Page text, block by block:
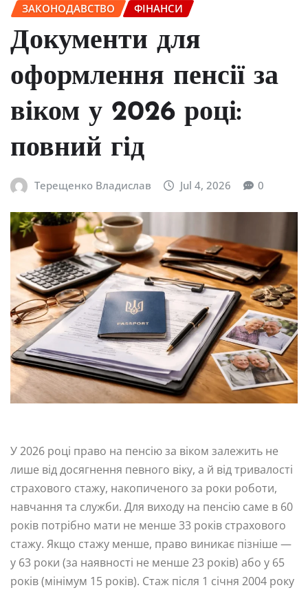
ЗАКОНОДАВСТВО ФІНАНСИ
Документи для
оформлення пенсії за
віком у 2026 році:
повний гід
Терещенко Владислав Jul 4, 2026 0
У 2026 році право на пенсію за віком залежить не
лише від досягнення певного віку, а й від тривалості
страхового стажу, накопиченого за роки роботи,
навчання та служби. Для виходу на пенсію саме в 60
років потрібно мати не менше 33 років страхового
стажу. Якщо стажу менше, право виникає пізніше —
у 63 роки (за наявності не менше 23 років) або у 65
років (мінімум 15 років). Стаж після 1 січня 2004 року